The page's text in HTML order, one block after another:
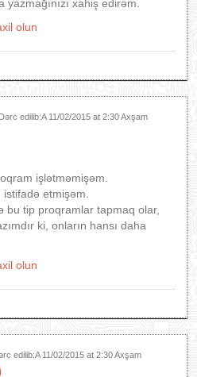
xahiş edirəm.
olun
edilib:A 11/02/2015 at 2:30 Axşam
işlətməmişəm.
etmişəm.
bu tip proqramlar tapmaq olar,
ki, onların hansı daha
olun
edilib:A 11/02/2015 at 2:30 Axşam